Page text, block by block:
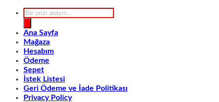
Products
search
Ana Sayfa
Mağaza
Hesabım
Ödeme
Sepet
İstek Listesi
Geri Ödeme ve İade Politikası
Privacy Policy